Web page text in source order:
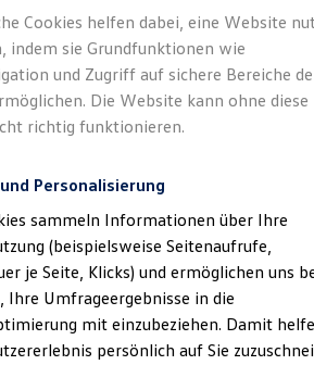
Angebote
Leasing
Gebrauchtwagen-Leasing
Leasing
Leasing
ohne Anzahlung
mit Schlussrate
und Garantien
Class bei Volkswagen
Und sehr
Der ID.4
Cookies helfen dabei, eine Website
indem sie Grundfunktionen wie
und Zugriff auf sichere Bereiche
Die Website kann ohne diese
richtig funktionieren.
Personalisierung
sammeln Informationen über Ihre
(beispielsweise Seitenaufrufe,
je Seite, Klicks) und ermöglichen uns
Ihre Umfrageergebnisse in die
mit einzubeziehen. Damit
persönlich auf Sie